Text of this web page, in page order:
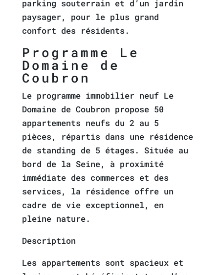
parking souterrain et d’un jardin
paysager, pour le plus grand
confort des résidents.
Programme Le
Domaine de
Coubron
Le programme immobilier neuf Le
Domaine de Coubron propose 50
appartements neufs du 2 au 5
pièces, répartis dans une résidence
de standing de 5 étages. Située au
bord de la Seine, à proximité
immédiate des commerces et des
services, la résidence offre un
cadre de vie exceptionnel, en
pleine nature.
Description
Les appartements sont spacieux et